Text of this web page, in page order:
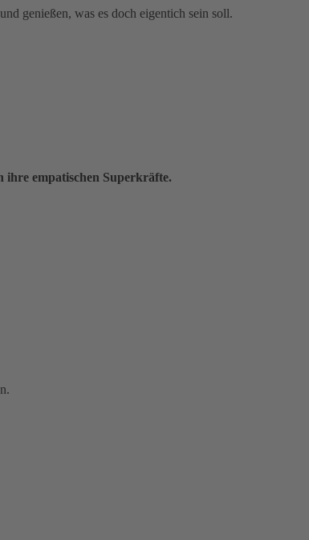
genießen, was es doch eigentich sein soll.
empatischen Superkräfte.